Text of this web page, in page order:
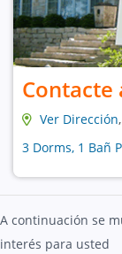
Contacte
Ver Dirección
3 Dorms, 1 Bañ
A continuación se
interés para usted